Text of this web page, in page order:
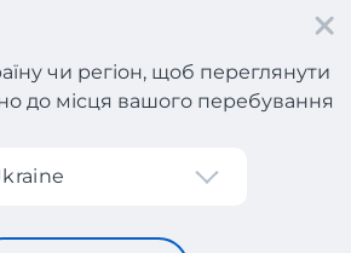
чи регіон, щоб переглянути
до місця вашого перебування
та господарські товари з Франції з